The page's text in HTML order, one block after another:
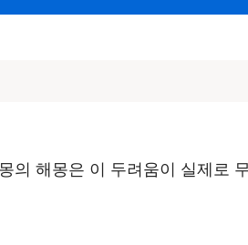
의 해몽은 이 두려움이 실제로